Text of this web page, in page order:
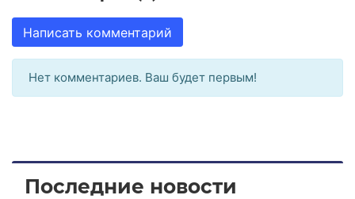
Написать комментарий
Нет комментариев. Ваш будет первым!
Последние новости